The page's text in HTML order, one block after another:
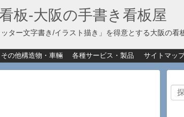
板‐大阪の手書き看板屋
ッター文字書き/イラスト描き」を得意とする大阪の看
その他構造物・車輛 各種サービス・製品 サイトマッ